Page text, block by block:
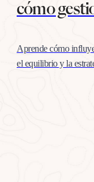
cómo
Aprende cómo
el equilibrio y la